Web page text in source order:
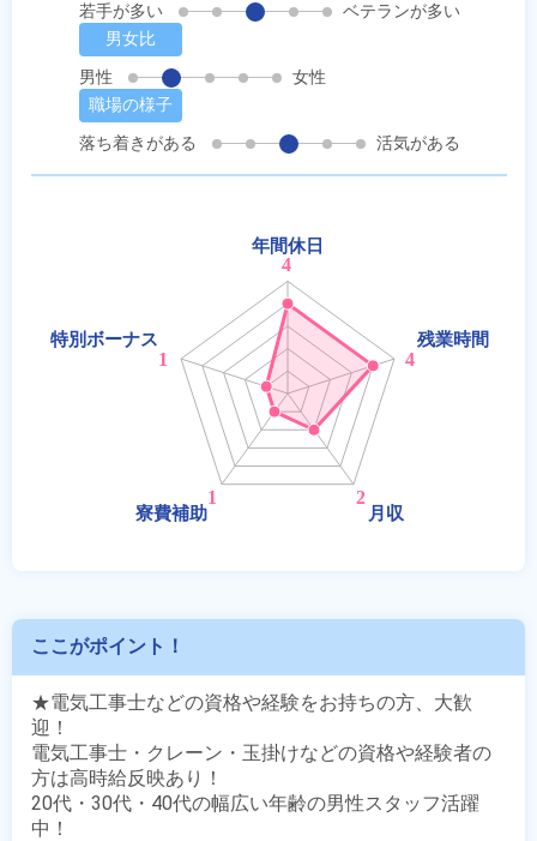
若手が多い
ベテランが多い
男女比
男性
女性
職場の様子
落ち着きがある
活気がある
ここがポイント！
★電気工事士などの資格や経験をお持ちの方、大歓
迎！
電気工事士・クレーン・玉掛けなどの資格や経験者の
方は高時給反映あり！
20代・30代・40代の幅広い年齢の男性スタッフ活躍
中！